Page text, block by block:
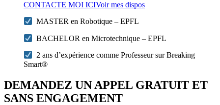
CONTACTE MOI ICIVoir mes dispos
MASTER en Robotique – EPFL
BACHELOR en Microtechnique – EPFL
2 ans d’expérience comme Professeur sur Breaking
Smart®
DEMANDEZ UN APPEL GRATUIT ET
SANS ENGAGEMENT